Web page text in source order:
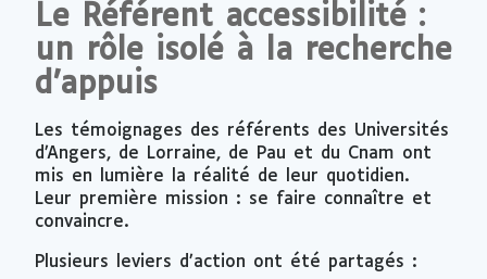
Le Référent accessibilité :
un rôle isolé à la recherche
d’appuis
Les témoignages des référents des Universités
d’Angers, de Lorraine, de Pau et du Cnam ont
mis en lumière la réalité de leur quotidien.
Leur première mission : se faire connaître et
convaincre.
Plusieurs leviers d’action ont été partagés :